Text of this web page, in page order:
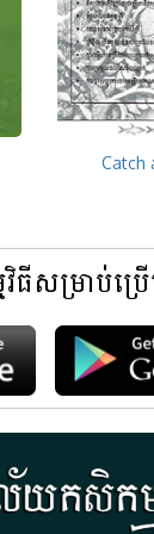
Catch
សម្រាប់ប្រ